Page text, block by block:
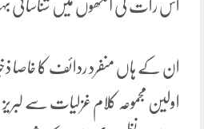
اس رات کی آنکھوں میں
ان کے ہاں منفرد ردائف کا خاصا
اولین مجموعہ کلام غزلیات سے